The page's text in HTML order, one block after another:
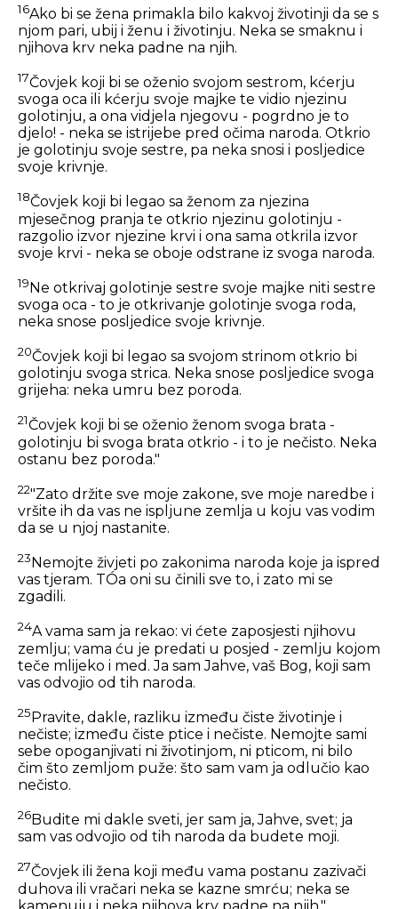
16Ako bi se žena primakla bilo kakvoj životinji da se s
njom pari, ubij i ženu i životinju. Neka se smaknu i
njihova krv neka padne na njih.
17Čovjek koji bi se oženio svojom sestrom, kćerju
svoga oca ili kćerju svoje majke te vidio njezinu
golotinju, a ona vidjela njegovu - pogrdno je to
djelo! - neka se istrijebe pred očima naroda. Otkrio
je golotinju svoje sestre, pa neka snosi i posljedice
svoje krivnje.
18Čovjek koji bi legao sa ženom za njezina
mjesečnog pranja te otkrio njezinu golotinju -
razgolio izvor njezine krvi i ona sama otkrila izvor
svoje krvi - neka se oboje odstrane iz svoga naroda.
19Ne otkrivaj golotinje sestre svoje majke niti sestre
svoga oca - to je otkrivanje golotinje svoga roda,
neka snose posljedice svoje krivnje.
20Čovjek koji bi legao sa svojom strinom otkrio bi
golotinju svoga strica. Neka snose posljedice svoga
grijeha: neka umru bez poroda.
21Čovjek koji bi se oženio ženom svoga brata -
golotinju bi svoga brata otkrio - i to je nečisto. Neka
ostanu bez poroda."
22"Zato držite sve moje zakone, sve moje naredbe i
vršite ih da vas ne ispljune zemlja u koju vas vodim
da se u njoj nastanite.
23 Nemojte živjeti po zakonima naroda koje ja ispred
vas tjeram. TÓa oni su činili sve to, i zato mi se
zgadili.
24A vama sam ja rekao: vi ćete zaposjesti njihovu
zemlju; vama ću je predati u posjed - zemlju kojom
teče mlijeko i med. Ja sam Jahve, vaš Bog, koji sam
vas odvojio od tih naroda.
25Pravite, dakle, razliku između čiste životinje i
nečiste; između čiste ptice i nečiste. Nemojte sami
sebe opoganjivati ni životinjom, ni pticom, ni bilo
čim što zemljom puže: što sam vam ja odlučio kao
nečisto.
26Budite mi dakle sveti, jer sam ja, Jahve, svet; ja
sam vas odvojio od tih naroda da budete moji.
27Čovjek ili žena koji među vama postanu zazivači
duhova ili vračari neka se kazne smrću; neka se
kamenuju i neka njihova krv padne na njih."